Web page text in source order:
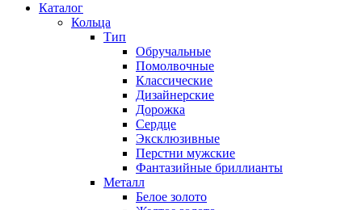
Каталог
Кольца
Тип
Обручальные
Помолвочные
Классические
Дизайнерские
Дорожка
Сердце
Эксклюзивные
Перстни мужские
Фантазийные бриллианты
Металл
Белое золото